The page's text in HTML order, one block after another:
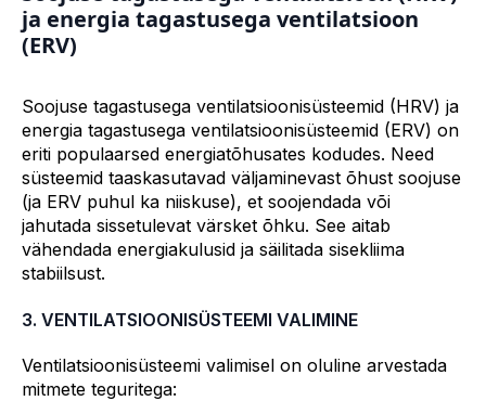
ja energia tagastusega ventilatsioon
(ERV)
Soojuse tagastusega ventilatsioonisüsteemid (HRV) ja
energia tagastusega ventilatsioonisüsteemid (ERV) on
eriti populaarsed energiatõhusates kodudes. Need
süsteemid taaskasutavad väljaminevast õhust soojuse
(ja ERV puhul ka niiskuse), et soojendada või
jahutada sissetulevat värsket õhku. See aitab
vähendada energiakulusid ja säilitada sisekliima
stabiilsust.
3. VENTILATSIOONISÜSTEEMI VALIMINE
Ventilatsioonisüsteemi valimisel on oluline arvestada
mitmete teguritega: